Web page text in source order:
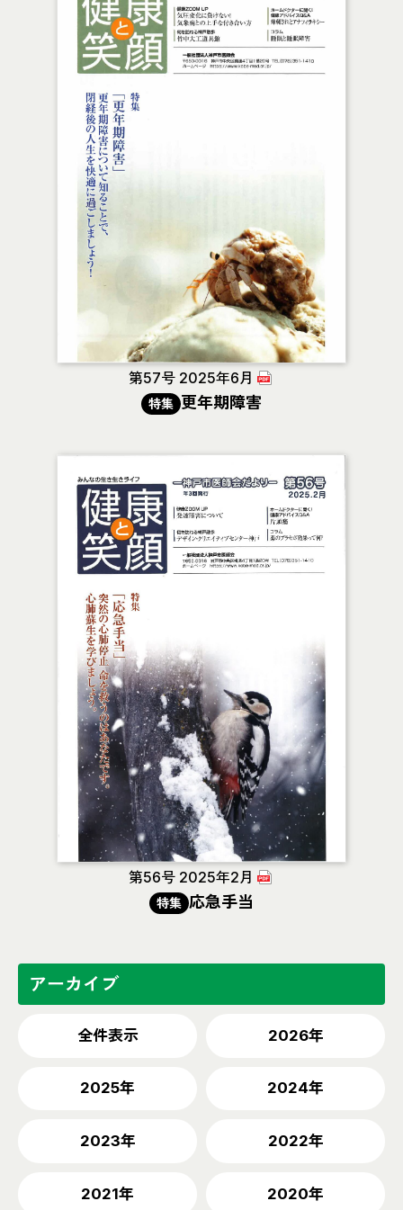
第57号 2025年6月
特集 更年期障害
第56号 2025年2月
特集 応急手当
アーカイブ
全件表示 2026年
2025年 2024年
2023年 2022年
2021年 2020年